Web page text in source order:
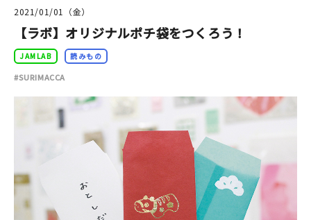
お店/ワークスペース
イベント
印刷見本
シルクスクリーン
2021/01/01（金）
【ラボ】オリジナルポチ袋をつくろう！
JAMLAB 読みもの
#SURIMACCA